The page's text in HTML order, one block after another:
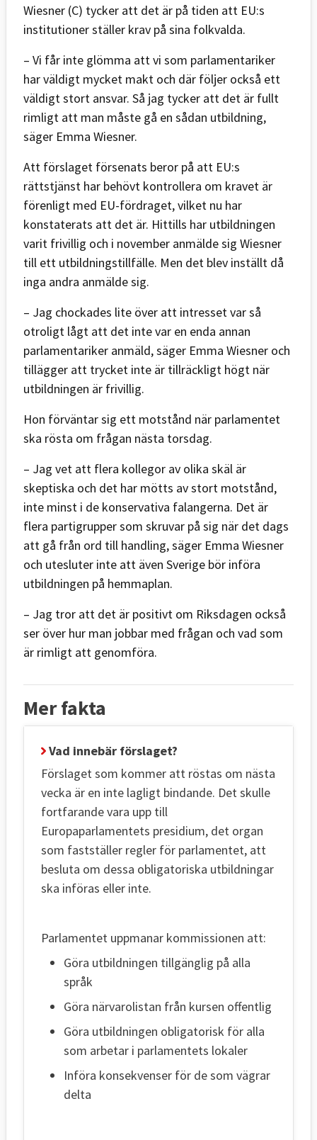
Wiesner (C) tycker att det är på tiden att EU:s
institutioner ställer krav på sina folkvalda.
– Vi får inte glömma att vi som parlamentariker
har väldigt mycket makt och där följer också ett
väldigt stort ansvar. Så jag tycker att det är fullt
rimligt att man måste gå en sådan utbildning,
säger Emma Wiesner.
Att förslaget försenats beror på att EU:s
rättstjänst har behövt kontrollera om kravet är
förenligt med EU-fördraget, vilket nu har
konstaterats att det är. Hittills har utbildningen
varit frivillig och i november anmälde sig Wiesner
till ett utbildningstillfälle. Men det blev inställt då
inga andra anmälde sig.
– Jag chockades lite över att intresset var så
otroligt lågt att det inte var en enda annan
parlamentariker anmäld, säger Emma Wiesner och
tillägger att trycket inte är tillräckligt högt när
utbildningen är frivillig.
Hon förväntar sig ett motstånd när parlamentet
ska rösta om frågan nästa torsdag.
– Jag vet att flera kollegor av olika skäl är
skeptiska och det har mötts av stort motstånd,
inte minst i de konservativa falangerna. Det är
flera partigrupper som skruvar på sig när det dags
att gå från ord till handling, säger Emma Wiesner
och utesluter inte att även Sverige bör införa
utbildningen på hemmaplan.
– Jag tror att det är positivt om Riksdagen också
ser över hur man jobbar med frågan och vad som
är rimligt att genomföra.
Mer fakta
Vad innebär förslaget?
Förslaget som kommer att röstas om nästa
vecka är en inte lagligt bindande. Det skulle
fortfarande vara upp till
Europaparlamentets presidium, det organ
som fastställer regler för parlamentet, att
besluta om dessa obligatoriska utbildningar
ska införas eller inte.
Parlamentet uppmanar kommissionen att:
Göra utbildningen tillgänglig på alla
språk
Göra närvarolistan från kursen offentlig
Göra utbildningen obligatorisk för alla
som arbetar i parlamentets lokaler
Införa konsekvenser för de som vägrar
delta